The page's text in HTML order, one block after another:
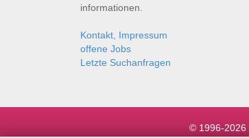
informationen.
Kontakt, Impressum
offene Jobs
Letzte Suchanfragen
© 1996-2026